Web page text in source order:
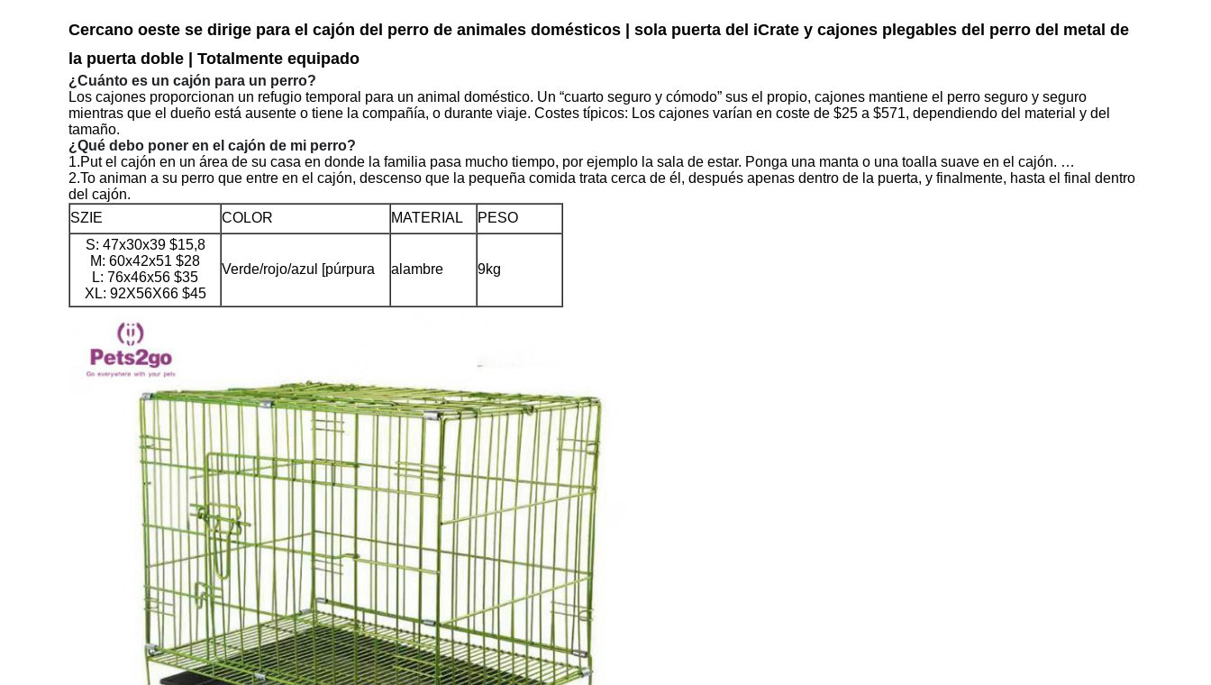
Cercano oeste se dirige para el cajón del perro de animales domésticos | sola puerta del iCrate y cajones plegables del perro del metal de
la puerta doble | Totalmente equipado
¿Cuánto es un cajón para un perro?
Los cajones proporcionan un refugio temporal para un animal doméstico. Un “cuarto seguro y cómodo” sus el propio, cajones mantiene el perro seguro y seguro
mientras que el dueño está ausente o tiene la compañía, o durante viaje. Costes típicos: Los cajones varían en coste de $25 a $571, dependiendo del material y del
tamaño.
¿Qué debo poner en el cajón de mi perro?
1.Put el cajón en un área de su casa en donde la familia pasa mucho tiempo, por ejemplo la sala de estar. Ponga una manta o una toalla suave en el cajón. …
2.To animan a su perro que entre en el cajón, descenso que la pequeña comida trata cerca de él, después apenas dentro de la puerta, y finalmente, hasta el final dentro
del cajón.
SZIE
COLOR MATERIAL
PESO
S: 47x30x39 $15,8
M: 60x42x51 $28
L: 76x46x56 $35
XL: 92X56X66 $45
Verde/rojo/azul [púrpura alambre 9kg